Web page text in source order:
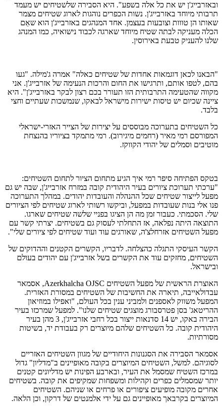
ובאזרבייג'ן יש את כל אלה בשפע". היא הסבירה שלשטיחים יש מעמד
תרבותי מיוחד באזרבייג'ן. נשות הכפרים נוהגות לארוג שטיחים מצמר
שאותו הן טווות וצובעות בעצמן. אחד המנהגים באזרבייג'ן הוא שאֵם
הכלה מעניקה לבתה שטיח מיוחד שארגה לכבוד נישואיה, כמו המנהג
שלנו להעניק טבעת באירוסין.
"הבאנו לכאן דוגמאות אחדות של שטיחים כאלה" אמרה ג'מילה. "געו
בהם, לטפו אותם, ותרגישו את החום והרכות הנעימה של אזרבייג'ן. אני
מקווה שהטעימה התרבותית הזו תעורר בכם רצון לבקר באזרבייג'ן". היא
ציינה שכיום יש טיסות ישירות מישראל לבאקו, שנמשכות שעתיים וחצי
בלבד.
כל השטיחים בתערוכה מבוססים על יצירות של הצייר האזרי-ישראלי
המפורסם רמי מאיר (רחמים מיגירוב). רמי מתמקד בציוריו בהנצחת
מוטיבים וסמלים של יהודי הקווקז.
בטקס הפתיחה סיפר רמי איך הגיע מתחום הציור לתחום השטיחים:
"ערכתי תערוכת ציורים בעיר היהודית קובה במזרח אזרבייג'ן, שבה יש גם
מפעל לייצור שטיחים שכל ההנהלה והעובדות יהודים. במהלך התערוכה
פנו אלי בנות שעובדות במפעל, וביקשו רשותי לארוג שטיחים לפי הציורים
שלי. הסכמתי. כעבור זמן מה הן הציגו בפניי שלשה שטיחים שארגו.
התוצאה היתה נפלאה, אז התחלתי לעסוק גם בשטיחים. יצרתי קשר עם
מפעל השטיחים אזרחלצ'ה, שאורגים עוד ועוד שטיחים לפי ציורים שלי".
הקשר העיסקי התגלה כהצלחה. לדבריו, הקשרים הקטנים וההדוקים של
השטיחים, מחזקים עוד את הקשרים בשל אזרבייג'ן עם יהודים בעולם
ובישראל.
האוצרת הראשית של מפעל השטיחים Azerkhalcha OJSC, אסמאר
עבדולאייבה, תיארה את החשיבות של השטיחים במסורת האזרית.
המפעל משווק לאספנים ולמביני ענין בכל העולם, "ואפילו במוזיאון
ההריטאג' בסן פטרסבורג מוצגים שטיחים שלנו". למפעל שמרכזו בעיר
הבירה באקו, יש 14 סדנאות ייצור בכל רחבי אזרבייג'ן, 3 מהן בעיר
היהודית קובה. כל השטיחים שלהם מיוצרים רק בעבודת יד, בשיטות
מסורתיות.
אסמאר הסבירה את הסגנונות היחודיים של מגוון השטיחים האזריים
לסוגיהם. למשל, השטיחים המיוצרים בקובה מאופיינים ב"מדליון" גדול
במרכז השטיח שמסמל את העיר, ובארבע הפינות יש מדליונים קטנים
יותר שמסמלים כפרים וקהילות ומשפחות שמקיפים את קובה. בשטיחים
אחרים מקובה מופיעים ציפורים או פרחים או שניהם. השטיחים
המיוצרים בקרבאך מאופיינים גם על ידי אלמנטים של דרקון, וכן הלאה.